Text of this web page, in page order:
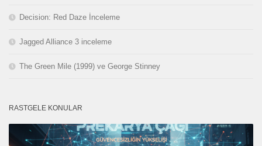
Decision: Red Daze İnceleme
Jagged Alliance 3 inceleme
The Green Mile (1999) ve George Stinney
RASTGELE KONULAR